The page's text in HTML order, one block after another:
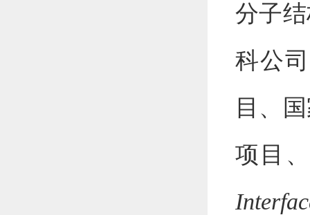
分子
科公
目 、
项目